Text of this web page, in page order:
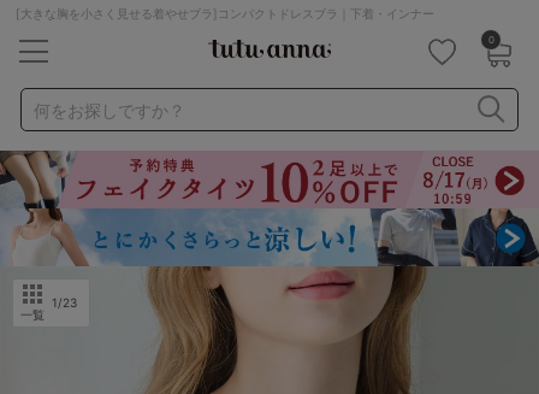
[大きな胸を小さく見せる着やせブラ]コンパクトドレスブラ｜下着・インナー
0
何をお探しですか？
ナイトブラ ノンワイヤー 特盛ブラ
チューブトップ
折り畳み
パジャマ ストッキング
キャミソール
ルームウェア
アームカバー
カテゴリから探す
一覧
1/23